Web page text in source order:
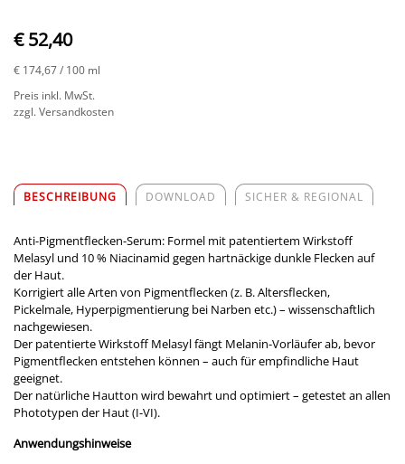
€ 52,40
€ 174,67/ 100 ml
Preis inkl. MwSt.
zzgl. Versandkosten
BESCHREIBUNG DOWNLOAD SICHER & REGIONAL
Anti-Pigmentflecken-Serum: Formel mit patentiertem Wirkstoff
Melasyl und 10 % Niacinamid gegen hartnäckige dunkle Flecken auf
der Haut.
Korrigiert alle Arten von Pigmentflecken (z. B. Altersflecken,
Pickelmale, Hyperpigmentierung bei Narben etc.) – wissenschaftlich
nachgewiesen.
Der patentierte Wirkstoff Melasyl fängt Melanin-Vorläufer ab, bevor
Pigmentflecken entstehen können – auch für empfindliche Haut
geeignet.
Der natürliche Hautton wird bewahrt und optimiert – getestet an allen
Phototypen der Haut (I-VI).
Anwendungshinweise